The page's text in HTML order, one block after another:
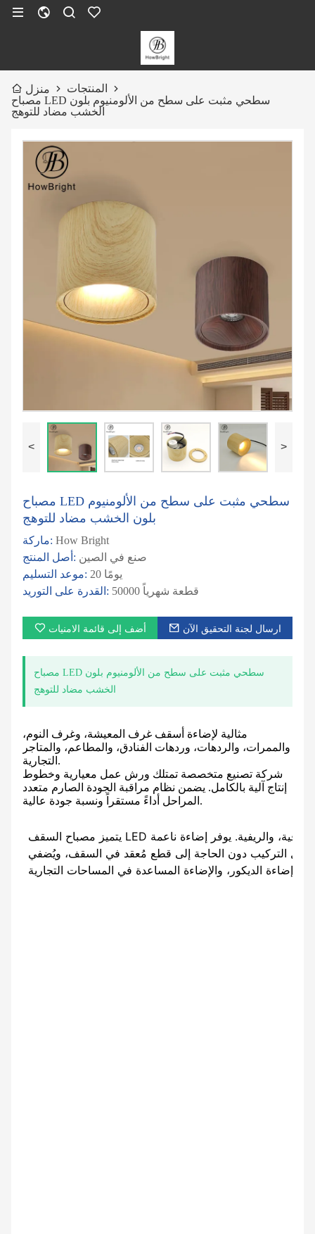
منزل
المنتجات
مصباح LED سطحي مثبت على سطح من الألومنيوم بلون
الخشب مضاد للتوهج
< >
مصباح LED سطحي مثبت على سطح من الألومنيوم
بلون الخشب مضاد للتوهج
ماركة: How Bright
أصل المنتج: صنع في الصين
موعد التسليم:
20 يومًا
القدرة على التوريد:
50000 قطعة شهرياً
أضف إلى قائمة الامنيات ارسال لجنة التحقيق الآن
مصباح LED سطحي مثبت على سطح من الألومنيوم بلون
الخشب مضاد للتوهج
مثالية لإضاءة أسقف غرف المعيشة، وغرف النوم،
والممرات، والردهات، وردهات الفنادق، والمطاعم، والمتاجر
التجارية.
شركة تصنيع متخصصة تمتلك ورش عمل معيارية وخطوط
إنتاج آلية بالكامل. يضمن نظام مراقبة الجودة الصارم متعدد
المراحل أداءً مستقراً ونسبة جودة عالية.
يتميز مصباح السقف LED المُثبّت على السطح والمُضاد للوهج بلون الخشب، بتشطيب فاخر يُحاكي مظهر الخشب، مع هيكل من الألومنيوم، مما يجعله ينسجم تمامًا مع أنماط الديكور الحديثة، والبسيطة، والاسكندنافية، والريفية. يوفر إضاءة ناعمة
سهل التركيب دون الحاجة إلى قطع مُعقد في السقف، ويُضفي